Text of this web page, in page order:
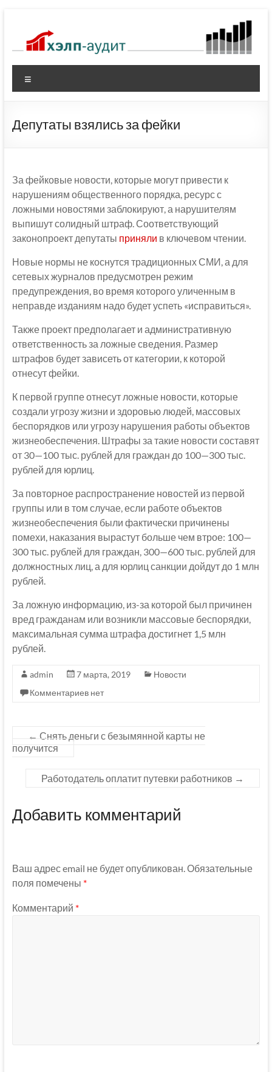
содержимому
Депутаты взялись за фейки
За фейковые новости, которые могут привести к
нарушениям общественного порядка, ресурс с
ложными новостями заблокируют, а нарушителям
выпишут солидный штраф. Соответствующий
законопроект депутаты приняли в ключевом чтении.
Новые нормы не коснутся традиционных СМИ, а для
сетевых журналов предусмотрен режим
предупреждения, во время которого уличенным в
неправде изданиям надо будет успеть «исправиться».
Также проект предполагает и административную
ответственность за ложные сведения. Размер
штрафов будет зависеть от категории, к которой
отнесут фейки.
К первой группе отнесут ложные новости, которые
создали угрозу жизни и здоровью людей, массовых
беспорядков или угрозу нарушения работы объектов
жизнеобеспечения. Штрафы за такие новости составят
от 30—100 тыс. рублей для граждан до 100—300 тыс.
рублей для юрлиц.
За повторное распространение новостей из первой
группы или в том случае, если работе объектов
жизнеобеспечения были фактически причинены
помехи, наказания вырастут больше чем втрое: 100—
300 тыс. рублей для граждан, 300—600 тыс. рублей для
должностных лиц, а для юрлиц санкции дойдут до 1 млн
рублей.
За ложную информацию, из-за которой был причинен
вред гражданам или возникли массовые беспорядки,
максимальная сумма штрафа достигнет 1,5 млн
рублей.
admin 7 марта, 2019
Новости
Комментариев нет
← Снять деньги с безымянной карты не
получится
Работодатель оплатит путевки работников →
Добавить комментарий
Ваш адрес email не будет опубликован. Обязательные
поля помечены *
Комментарий *